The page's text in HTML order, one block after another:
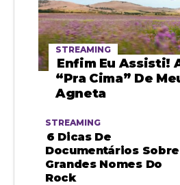
STREAMING
Enfim Eu Assisti!
“pra Cima” De
Agneta
STREAMING
6 Dicas De
Documentários Sobre
Grandes Nomes Do
Rock